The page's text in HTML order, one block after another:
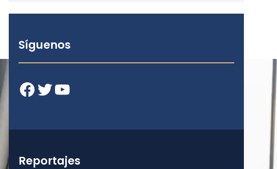
Síguenos
Facebook Twitter YouTube
Reportajes